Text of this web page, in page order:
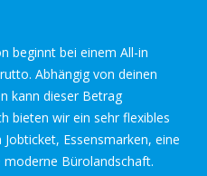
beginnt bei einem All-in
Abhängig von deinen
kann dieser Betrag
bieten wir ein sehr flexibles
Essensmarken, eine
moderne Bürolandschaft.